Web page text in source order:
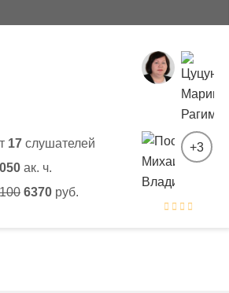
17 слушателей
ак. ч.
6370 руб.
+3